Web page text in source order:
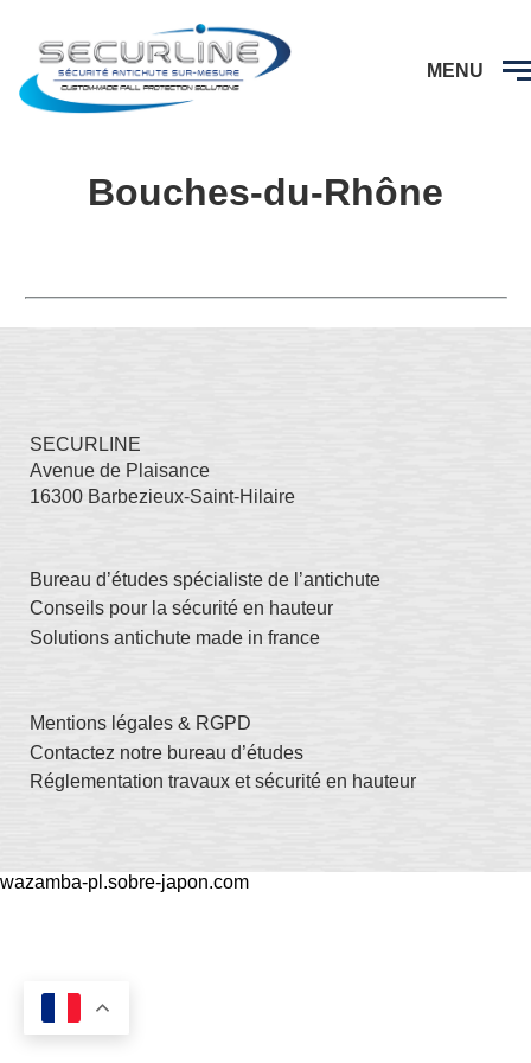
MENU
Bouches-du-Rhône
SECURLINE
Avenue de Plaisance
16300 Barbezieux-Saint-Hilaire
Bureau d’études spécialiste de l’antichute
Conseils pour la sécurité en hauteur
Solutions antichute made in france
Mentions légales & RGPD
Contactez notre bureau d’études
Réglementation travaux et sécurité en hauteur
wazamba-pl.sobre-japon.com